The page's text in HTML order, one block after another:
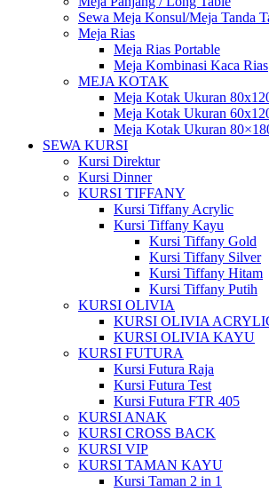
Sewa Meja Konsul/Meja Tanda
Meja Rias
Meja Rias Portable
Meja Kombinasi Kaca Rias
MEJA KOTAK
Meja Kotak Ukuran
Meja Kotak Ukuran
Meja Kotak Ukuran
SEWA KURSI
Kursi Direktur
Kursi Dinner
KURSI TIFFANY
Kursi Tiffany Acrylic
Kursi Tiffany Kayu
Kursi Tiffany Gold
Kursi Tiffany Silver
Kursi Tiffany Hitam
Kursi Tiffany Putih
KURSI OLIVIA
KURSI OLIVIA
KURSI OLIVIA KAYU
KURSI FUTURA
Kursi Futura Raja
Kursi Futura Test
Kursi Futura FTR 405
KURSI ANAK
KURSI CROSS BACK
KURSI VIP
KURSI TAMAN KAYU
Kursi Taman 2 in 1